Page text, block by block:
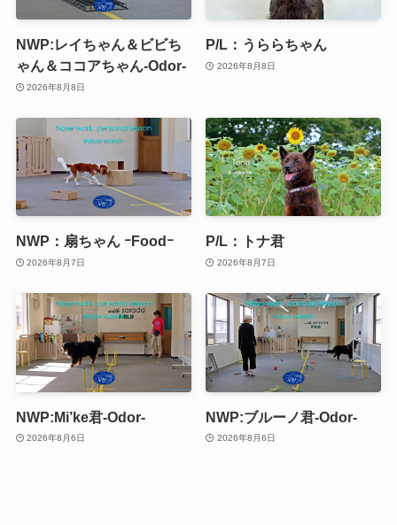
NWP:レイちゃん＆ビビち
ゃん＆ココアちゃん-Odor-
2026年8月8日
P/L：うららちゃん
2026年8月8日
NWP：扇ちゃん ｰFoodｰ
2026年8月7日
P/L：トナ君
2026年8月7日
NWP:Mi’ke君-Odor-
2026年8月6日
NWP:ブルーノ君-Odor-
2026年8月6日